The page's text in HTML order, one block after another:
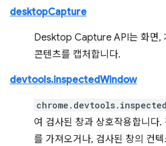
desktopCapture
Desktop Capture API는 화면,
콘텐츠를 캡처합니다.
devtools.inspectedWindow
여 검사된 창과 상호작용합니다
를 가져오거나, 검사된 창의 컨